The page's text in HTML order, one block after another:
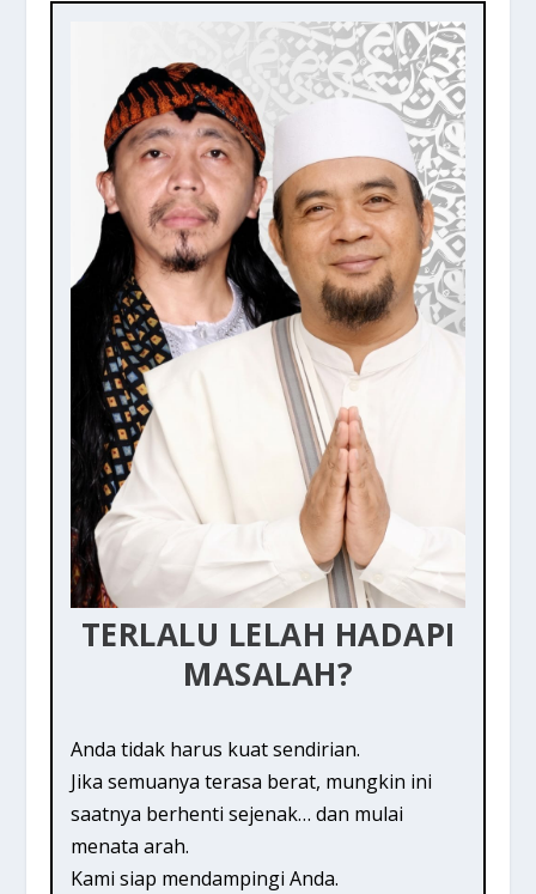
TERLALU LELAH HADAPI
MASALAH?
Anda tidak harus kuat sendirian.
Jika semuanya terasa berat, mungkin ini
saatnya berhenti sejenak… dan mulai
menata arah.
Kami siap mendampingi Anda.